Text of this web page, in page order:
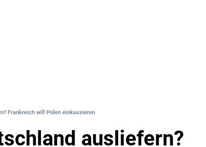
Frankreich will Polen einkassieren
ausliefern?